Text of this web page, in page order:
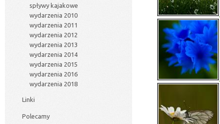
spływy kajakowe
wydarzenia 2010
wydarzenia 2011
wydarzenia 2012
wydarzenia 2013
wydarzenia 2014
wydarzenia 2015
wydarzenia 2016
wydarzenia 2018
Linki
Polecamy